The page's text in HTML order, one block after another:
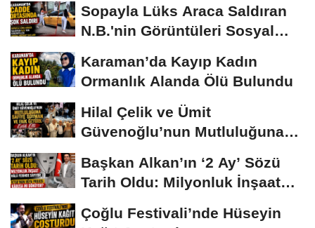
Sopayla Lüks Araca Saldıran
N.B.'nin Görüntüleri Sosyal
Karaman’da Kayıp Kadın
Ormanlık Alanda Ölü Bulundu
Hilal Çelik ve Ümit
Güvenoğlu’nun Mutluluğuna
Başkan Alkan’ın ‘2 Ay’ Sözü
Tarih Oldu: Milyonluk İnşaat
Çoğlu Festivali’nde Hüseyin